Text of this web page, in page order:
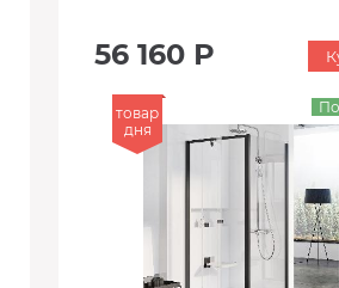
56 160 Р
товар
дня